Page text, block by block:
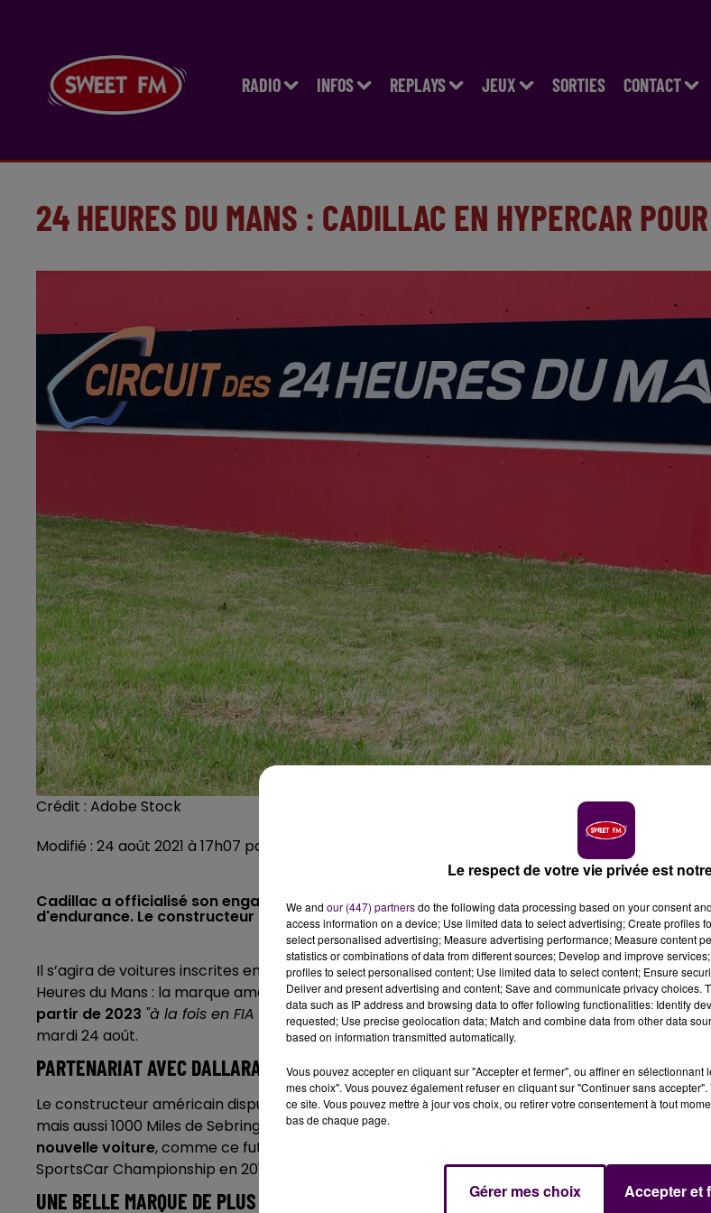
RADIO INFOS REPLAYS JEUX SORTIES CONTACT
24 HEURES DU MANS : CADILLAC EN HYPERCAR
Crédit : Adobe Stock
Modifié : 24 août 2021 à 17h07 par La rédaction
Cadillac a officialisé son engagement en Hypercar, nouvelle catégorie reine du
d'endurance. Le constructeur américain sera présent à partir de 2023 au Mans.
Il s’agira de voitures inscrites en "hypercar", catégorie entrée en scène à l’occasion de l’édition
Heures du Mans : la marque américaine Cadillac serade retour en compétition d’endurance
partir de 2023 "à la fois en FIA WEC et en IMSA WeatherTech Sportscar Championship"
mardi 24 août.
PARTENARIAT AVEC DALLARA
Le constructeur américain disputera les plus grandes courses d’endurance au monde : 24
mais aussi 1000 Miles de Sebring et
"Rolex 24 At Daytona"
nouvelle voiture, comme ce fut déjà le cas pour développer la DPi-VR qui a remporté l’IMSA
SportsCar Championship en 2017 et 2018.
UNE BELLE MARQUE DE PLUS
Le respect de votre vie privée est
We and our (447) partnersdo the following data processing based on your consent
access information on a device; Use limited data to select advertising; Create profiles
select personalised advertising; Measure advertising performance; Measure content
statistics or combinations of data from different sources; Develop and improve
profiles to select personalised content; Use limited data to select content; Ensure
Deliver and present advertising and content; Save and communicate privacy choices.
data such as IP address and browsing data to offer following functionalities: Identify
requested; Use precise geolocation data; Match and combine data from other data
based on information transmitted automatically.
Vous pouvez accepter en cliquant sur "Accepter et fermer", ou affiner en
mes choix". Vous pouvez également refuser en cliquant sur "Continuer sans
ce site. Vous pouvez mettre à jour vos choix, ou retirer votre consentement à tout
bas de chaque page.
Gérer mes choix Accepter et